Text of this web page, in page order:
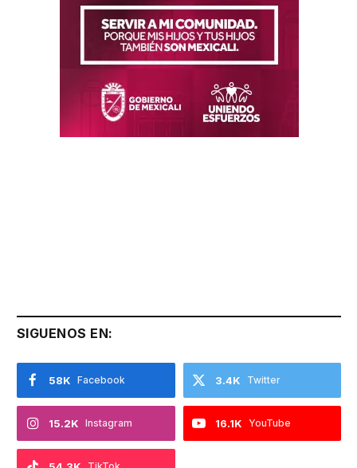
SIGUENOS EN:
Facebook
58K Twitter
3.4K
Instagram
15.2K YouTube
16.1K